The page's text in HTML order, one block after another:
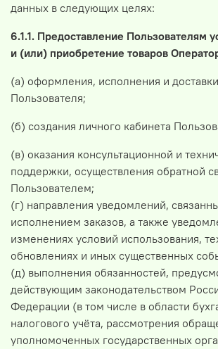
данных в следующих целях:
6.1.1. Предоставление Пользователям
и (или) приобретение товаров
(а) оформления, исполнения и
Пользователя;
(б) создания личного кабинета
(в) оказания консультационной и
поддержки, осуществления обратной
Пользователем;
(г) направления уведомлений,
исполнением заказов, а также
изменениях условий использования,
обновлениях и иных существенных
(д) выполнения обязанностей,
действующим законодательством
Федерации (в том числе в области
налогового учёта, рассмотрения
уполномоченных государственных